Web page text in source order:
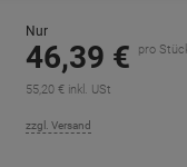
Nur
46,39 € pro
55,20 € inkl. USt
zzgl. Versand